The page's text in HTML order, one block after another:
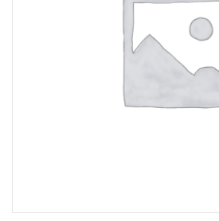
15.00lei